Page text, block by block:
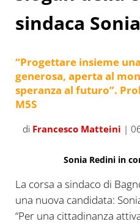
sindaca
“Progettare insieme
generosa, aperta al
speranza al futuro”.
M5S
di Francesco Matteini |
Sonia Redini in
La corsa a sindaco di
una nuova candidata:
“Per una cittadinanza